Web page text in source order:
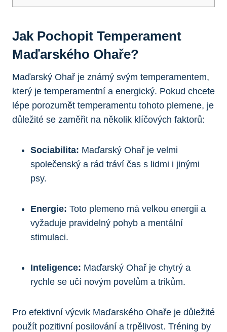
Jak Pochopit Temperament
Maďarského Ohaře?
Maďarský Ohař je známý svým temperamentem,
který je temperamentní a energický. Pokud chcete
lépe porozumět temperamentu tohoto plemene, je
důležité se zaměřit na několik klíčových faktorů:
Sociabilita: Maďarský Ohař je velmi
společenský a rád tráví čas s lidmi i jinými
psy.
Energie: Toto plemeno má velkou energii a
vyžaduje pravidelný pohyb a mentální
stimulaci.
Inteligence: Maďarský Ohař je chytrý a
rychle se učí novým povelům a trikům.
Pro efektivní výcvik Maďarského Ohaře je důležité
použít pozitivní posilování a trpělivost. Tréning by